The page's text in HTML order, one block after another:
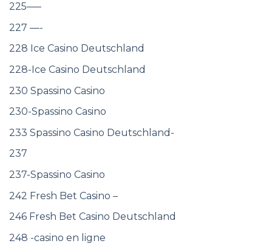
225—–
227 —-
228 Ice Casino Deutschland
228-Ice Casino Deutschland
230 Spassino Casino
230-Spassino Casino
233 Spassino Casino Deutschland-
237
237-Spassino Casino
242 Fresh Bet Casino –
246 Fresh Bet Casino Deutschland
248 -casino en ligne